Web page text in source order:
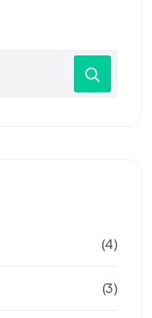
(4)
(3)